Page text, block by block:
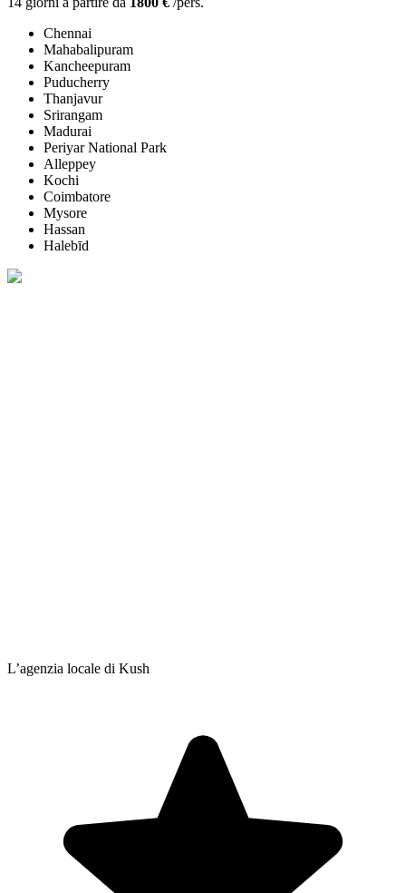
Chennai
Mahabalipuram
Kancheepuram
Puducherry
Thanjavur
Srirangam
Madurai
Periyar National Park
Alleppey
Kochi
Coimbatore
Mysore
Hassan
Halebīd
L’agenzia locale di Kush